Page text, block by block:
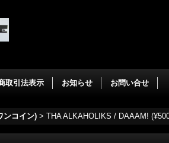
取引法表示 お知らせ お問い合せ
ンコイン) > THA ALKAHOLIKS / DAAAM!